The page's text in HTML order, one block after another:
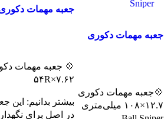
جعبه مهمات دکوری
💠جعبه مهمات دکوری
۱۲.۷×۱۰۸ میلی‌متری
جعبه مهمات
💠 جعبه مهمات
۷.۶۲×۵۴R
بیشتر بدانیم: این
در اصل برای